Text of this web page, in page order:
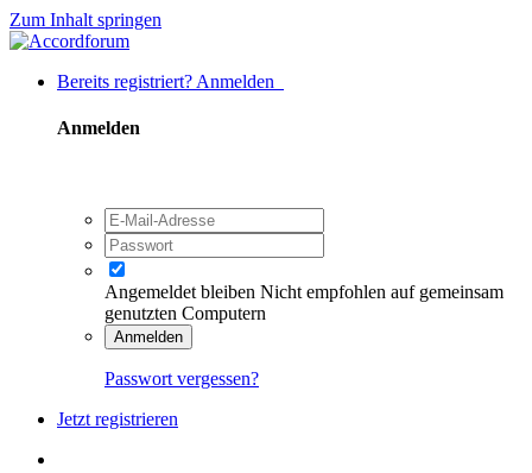
Zum Inhalt springen
Bereits registriert? Anmelden
Anmelden
Angemeldet bleiben Nicht empfohlen auf gemeinsam
genutzten Computern
Anmelden
Passwort vergessen?
Jetzt registrieren